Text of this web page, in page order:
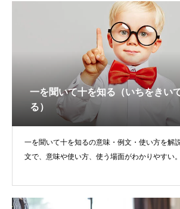
一を聞いて十を知る（いちをきい
る）
一を聞いて十を知るの意味・例文・使い方を解
文で、意味や使い方、使う場面がわかりやすい。